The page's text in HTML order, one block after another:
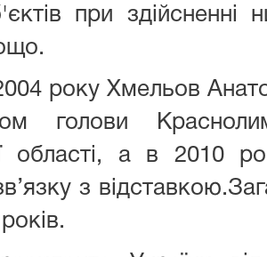
при здійсненні
року Хмельов
голови
області, а в 2010
з